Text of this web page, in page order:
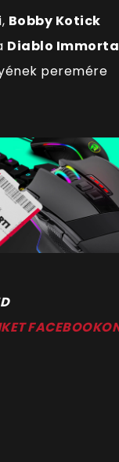
Bobby Kotick
Diablo
peremére